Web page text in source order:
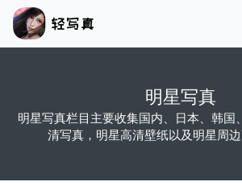
明星写真
明星写真栏目主要收集国内、日本、韩国
清写真，明星高清壁纸以及明星周边